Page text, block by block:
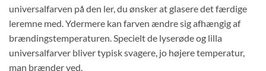
universalfarven på den ler, du ønsker at glasere det færdige
leremne med. Ydermere kan farven ændre sig afhængig af
brændingstemperaturen. Specielt de lyserøde og lilla
universalfarver bliver typisk svagere, jo højere temperatur,
man brænder ved.